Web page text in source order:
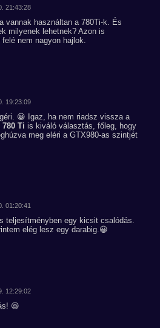
21:43:28
vannak használtan a 780Ti-k. És
milyenek lehetnek? Azon is
nem nagyon hajlok.
19:23:09
😀 Igaz, ha nem riadsz vissza a
780 Ti is kiváló választás, főleg, hogy
meg eléri a GTX980-as szintjét
01:20:41
teljesítményben egy kicsit csalódás.
elég lesz egy darabig.😀
12:29:02
😆